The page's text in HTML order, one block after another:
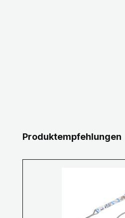
Produktgalerie überspringen
Produktempfehlungen